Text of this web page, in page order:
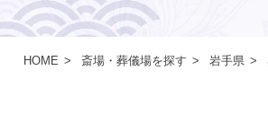
HOME 斎場・葬儀場を探す 岩手県